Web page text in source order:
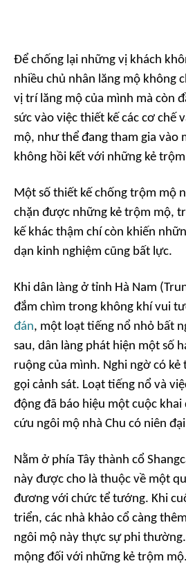
Để chống lại những vị khách
nhiều chủ nhân lăng mộ không
vị trí lăng mộ của mình mà còn
sức vào việc thiết kế các cơ chế
mộ, như thể đang tham gia vào
không hồi kết với những kẻ
Một số thiết kế chống trộm mộ
chặn được những kẻ trộm mộ,
kế khác thậm chí còn khiến
dạn kinh nghiệm cũng bất lực.
Khi dân làng ở tỉnh Hà Nam
đắm chìm trong không khí vui
đán, một loạt tiếng nổ nhỏ bất
sau, dân làng phát hiện một số
ruộng của mình. Nghi ngờ có
gọi cảnh sát. Loạt tiếng nổ và
động đã báo hiệu một cuộc khai
cứu ngôi mộ nhà Chu có niên
Nằm ở phía Tây thành cổ
này được cho là thuộc về một
đương với chức tể tướng. Khi
triển, các nhà khảo cổ càng
ngôi mộ này thực sự phi
mộng đối với những kẻ trộm mộ.